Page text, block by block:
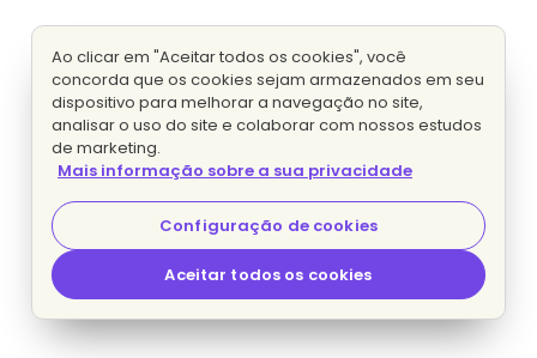
Ao clicar em "Aceitar todos os cookies", você
concorda que os cookies sejam armazenados em seu
dispositivo para melhorar a navegação no site,
analisar o uso do site e colaborar com nossos estudos
de marketing.
Mais informação sobre a sua privacidade
Configuração de cookies
Aceitar todos os cookies